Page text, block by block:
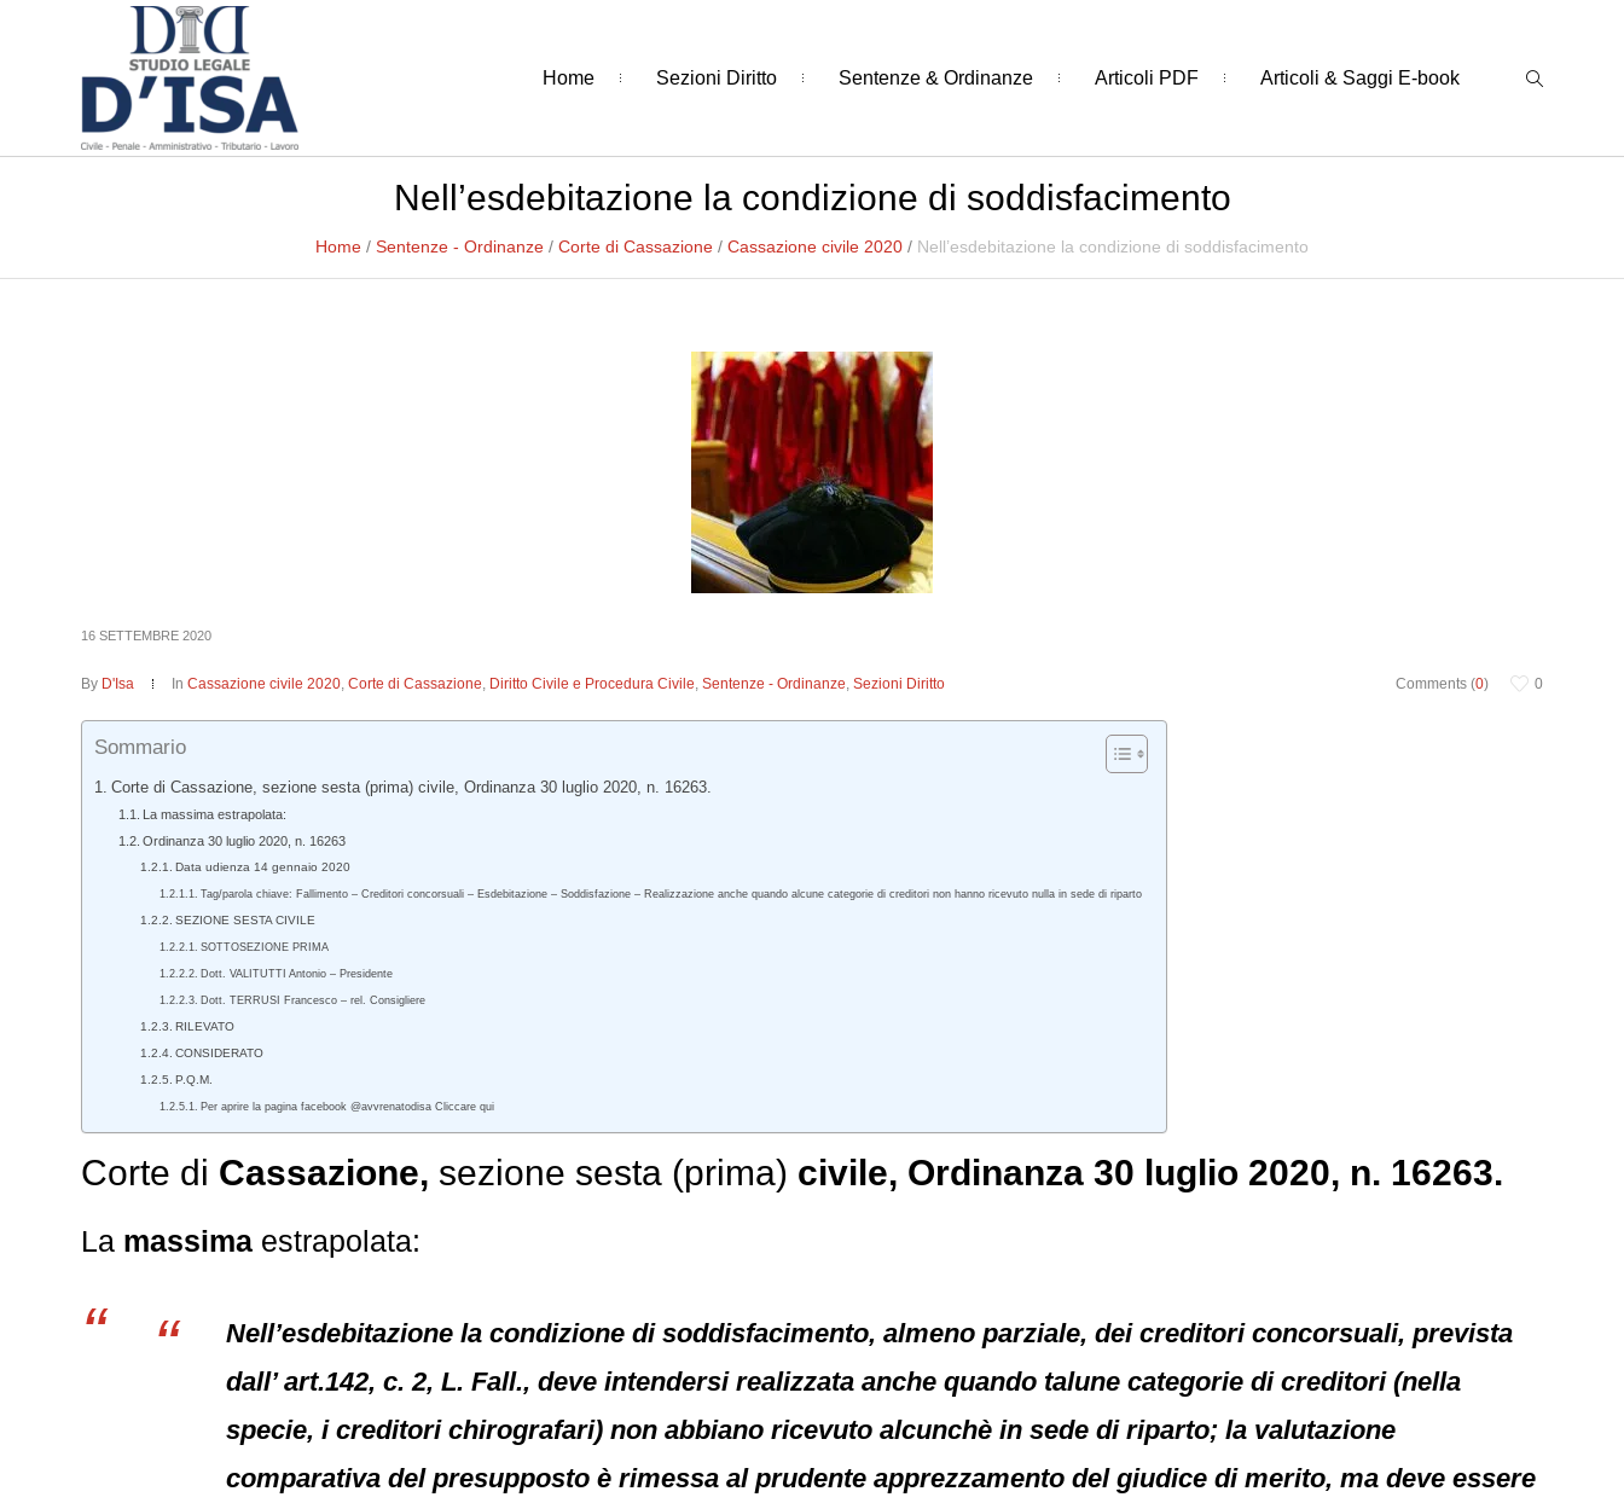
Home Sezioni Diritto Sentenze & Ordinanze Articoli PDF Articoli & Saggi E-book
Nell’esdebitazione la condizione di soddisfacimento
Home / Sentenze - Ordinanze / Corte di Cassazione / Cassazione civile 2020 / Nell’esdebitazione la condizione di soddisfacimento
16 SETTEMBRE 2020
Comments (0) 0
By D'Isa InCassazione civile 2020,Corte di Cassazione, Diritto Civile e Procedura Civile,Sentenze - Ordinanze,Sezioni Diritto
Sommario
Corte di Cassazione, sezione sesta (prima) civile, Ordinanza 30 luglio 2020, n. 16263.
La massima estrapolata:
Ordinanza 30 luglio 2020, n. 16263
Data udienza 14 gennaio 2020
Tag/parola chiave: Fallimento – Creditori concorsuali – Esdebitazione – Soddisfazione – Realizzazione anche quando alcune categorie di creditori non hanno ricevuto nulla in sede di riparto
SEZIONE SESTA CIVILE
SOTTOSEZIONE PRIMA
Dott. VALITUTTI Antonio – Presidente
Dott. TERRUSI Francesco – rel. Consigliere
RILEVATO
CONSIDERATO
P.Q.M.
Per aprire la pagina facebook @avvrenatodisa Cliccare qui
Corte di Cassazione, sezione sesta (prima) civile, Ordinanza 30 luglio 2020, n. 16263.
La massima estrapolata:
Nell’esdebitazione la condizione di soddisfacimento, almeno parziale, dei creditori concorsuali, prevista
dall’ art.142, c. 2, L. Fall., deve intendersi realizzata anche quando talune categorie di creditori (nella
specie, i creditori chirografari) non abbiano ricevuto alcunchè in sede di riparto; la valutazione
comparativa del presupposto è rimessa al prudente apprezzamento del giudice di merito, ma deve essere